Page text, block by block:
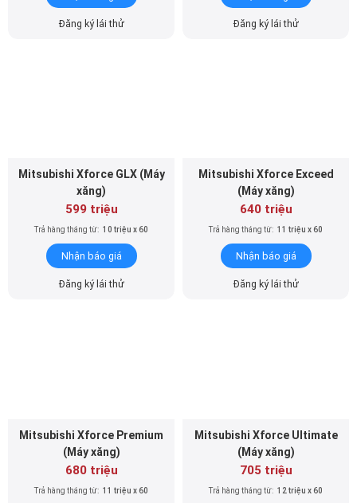
Đăng ký lái thử Đăng ký lái thử
Mitsubishi Xforce GLX (Máy
xăng)
599 triệu
Trả hàng tháng từ: 10 triệu x 60
Nhận báo giá
Đăng ký lái thử
Mitsubishi Xforce Exceed
(Máy xăng)
640 triệu
Trả hàng tháng từ: 11 triệu x 60
Nhận báo giá
Đăng ký lái thử
Mitsubishi Xforce Premium
(Máy xăng)
680 triệu
Trả hàng tháng từ: 11 triệu x 60
Mitsubishi Xforce Ultimate
(Máy xăng)
705 triệu
Trả hàng tháng từ: 12 triệu x 60